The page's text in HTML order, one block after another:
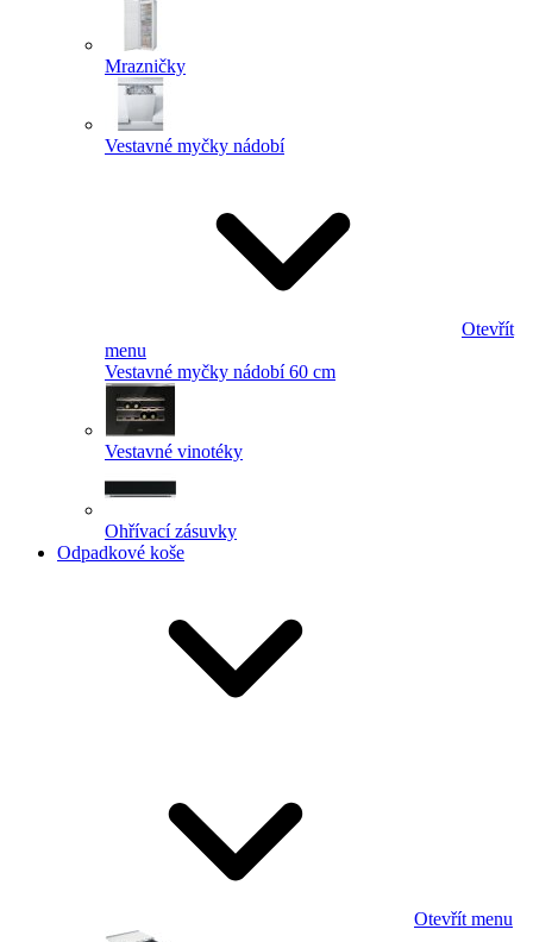
Mrazničky
Vestavné myčky nádobí
Otevřít
menu
Vestavné myčky nádobí 60 cm
Vestavné vinotéky
Ohřívací zásuvky
Odpadkové koše
Otevřít menu